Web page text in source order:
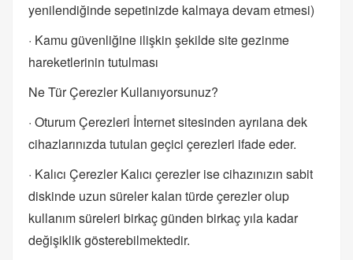
yenilendiğinde sepetinizde kalmaya devam etmesi)
· Kamu güvenliğine ilişkin şekilde site gezinme
hareketlerinin tutulması
Ne Tür Çerezler Kullanıyorsunuz?
· Oturum Çerezleri İnternet sitesinden ayrılana dek
cihazlarınızda tutulan geçici çerezleri ifade eder.
· Kalıcı Çerezler Kalıcı çerezler ise cihazınızın sabit
diskinde uzun süreler kalan türde çerezler olup
kullanım süreleri birkaç günden birkaç yıla kadar
değişiklik gösterebilmektedir.